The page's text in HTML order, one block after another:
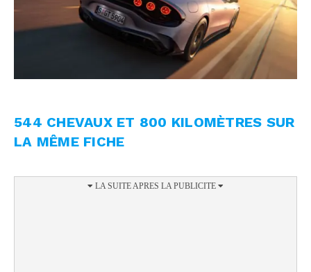
544 CHEVAUX ET 800 KILOMÈTRES SUR
LA MÊME FICHE